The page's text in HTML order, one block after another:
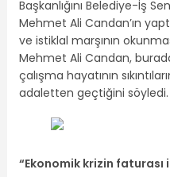
Başkanlığını Belediye-İş
Mehmet Ali Candan’ın
ve istiklal marşının
Mehmet Ali Candan,
çalışma hayatının
adaletten geçtiğini söyledi.
“Ekonomik krizin faturası